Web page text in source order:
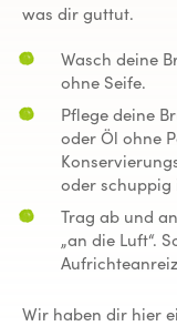
was dir guttut.
Wasch deine
ohne Seife.
Pflege deine
oder Öl ohne
oder schuppig
Trag ab und
„an die Luft“.
Wir haben dir hier